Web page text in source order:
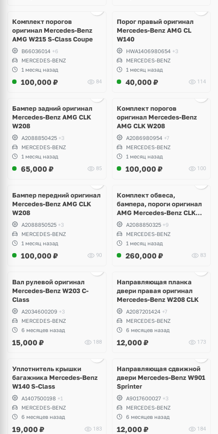
Комплект порогов
оригинал Mercedes-Benz
AMG W215 S-Class Coupe
B66036014 +6
MERCEDES-BENZ
1 месяц назад
100,000 ₽ 84
Порог правый оригинал
Mercedes-Benz AMG CL
W140
HWA1406980654 +3
MERCEDES-BENZ
1 месяц назад
40,000 ₽ 114
Бампер задний оригинал
Mercedes-Benz AMG CLK
W208
A2088850425 +3
MERCEDES-BENZ
1 месяц назад
65,000 ₽ 85
Комплект порогов
оригинал Mercedes-Benz
AMG CLK W208
A2086980954 +7
MERCEDES-BENZ
1 месяц назад
100,000 ₽ 100
Бампер передний оригинал
Mercedes-Benz AMG CLK
W208
A2088850525 +3
MERCEDES-BENZ
1 месяц назад
100,000 ₽ 90
Комплект обвеса,
бампера, пороги оригинал
AMG Mercedes-Benz CLK
W208A2088850325 +9
MERCEDES-BENZ
1 месяц назад
260,000 ₽ 83
Вал рулевой оригинал
Mercedes-Benz W203 C-
Class
A2034600209 +3
MERCEDES-BENZ
6 месяцев назад
15,000 ₽ 188
Направляющая планка
двери правая оригинал
Mercedes-Benz W208 CLK
A2087201424 +7
MERCEDES-BENZ
6 месяцев назад
12,000 ₽ 173
Уплотнитель крышки
багажника Mercedes-Benz
W140 S-Class
A1407500198 +1
MERCEDES-BENZ
6 месяцев назад
19,000 ₽ 183
Направляющая сдвижной
двери Mercedes-Benz W901
Sprinter
A9017600027 +3
MERCEDES-BENZ
6 месяцев назад
12,000 ₽ 184